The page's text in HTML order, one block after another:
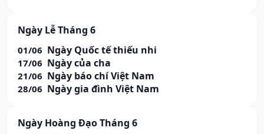
Ngày Lễ Tháng 6
01/06 Ngày Quốc tế thiếu nhi
17/06 Ngày của cha
21/06 Ngày báo chí Việt Nam
28/06 Ngày gia đình Việt Nam
Ngày Hoàng Đạo Tháng 6